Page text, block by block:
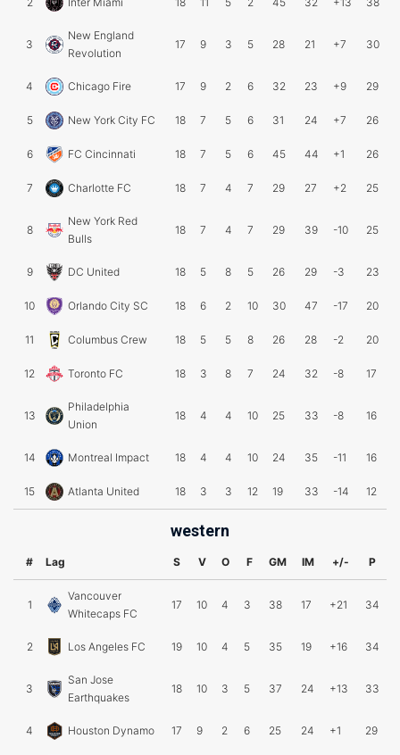
3
New England
Revolution
17 9 3 5 28 21 +7 30
4 Chicago Fire 17 9 2 6 32 23 +9 29
5 New York City FC 18 7 5 6 31 24 +7 26
6 FC Cincinnati 18 7 5 6 45 44 +1 26
7 Charlotte FC 18 7 4 7 29 27 +2 25
8
New York Red
Bulls
18 7 4 7 29 39 -10 25
9 DC United 18 5 8 5 26 29 -3 23
10 Orlando City SC 18 6 2 10 30 47 -17 20
11 Columbus Crew 18 5 5 8 26 28 -2 20
12 Toronto FC 18 3 8 7 24 32 -8 17
13
Philadelphia
Union
18 4 4 10 25 33 -8 16
14 Montreal Impact 18 4 4 10 24 35 -11 16
15 Atlanta United 18 3 3 12 19 33 -14 12
western
# Lag S V O F GM IM +/- P
1
Vancouver
Whitecaps FC
17 10 4 3 38 17 +21 34
2 Los Angeles FC 19 10 4 5 35 19 +16 34
3
San Jose
Earthquakes
18 10 3 5 37 24 +13 33
4 Houston Dynamo 17 9 2 6 25 24 +1 29